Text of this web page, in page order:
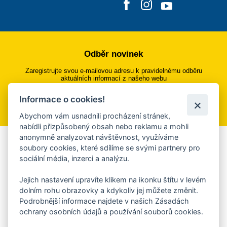
Odběr novinek
Zaregistrujte svou e-mailovou adresu k pravidelnému odběru
aktuálních informací z našeho webu
Přihlásit se k odběru
Aplikace Mobilní rozhlas
Chcete dostávat do svého mobilu či mailu upozornění na
ankety, pozvánky na kulturní a sportovní akce?
Více informací o aplikaci
Informace o cookies!
Abychom vám usnadnili procházení stránek,
nabídli přizpůsobený obsah nebo reklamu a mohli
anonymně analyzovat návštěvnost, využíváme
soubory cookies, které sdílíme se svými partnery pro
sociální média, inzerci a analýzu.
Jejich nastavení upravíte klikem na ikonku štítu v levém
dolním rohu obrazovky a kdykoliv jej můžete změnit.
Podrobnější informace najdete v našich Zásadách
ochrany osobních údajů a používání souborů cookies.